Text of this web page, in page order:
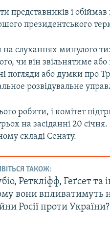
представників і
президентського
на слуханнях минулого
чи він звільнятиме
погляди або думки про
розвідувальне
робити, і комітет
на засіданні 20
складі Сенату.
ТАКОЖ:
Реткліфф, Геґсет та
вони впливатимуть
Росії проти України?